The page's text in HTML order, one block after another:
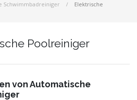
Schwimmbadreiniger
Elektrische
Poolreiniger
von Automatische